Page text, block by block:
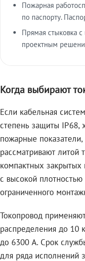
Пожарная
по паспорту.
Прямая стыковка
проектным
Когда выбирают
Если кабельная
степень защиты IP68,
пожарные
рассматривают литой
компактных закрытых
с высокой
ограниченного
Токопровод
распределения до 10
до 6300 А. Срок
для ряда исполнений